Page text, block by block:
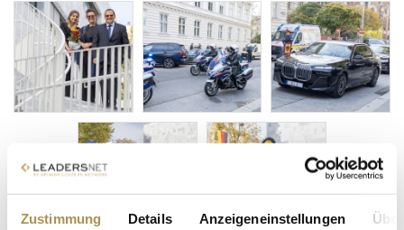
Zustimmung Details Anzeigeneinstellungen